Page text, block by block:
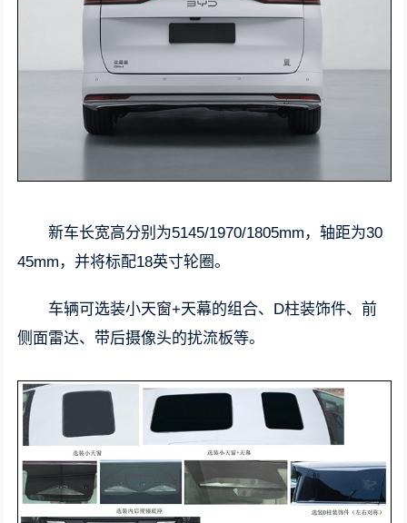
新车长宽高分别为5145/1970/1805mm，轴距为30
45mm，并将标配18英寸轮圈。
车辆可选装小天窗+天幕的组合、D柱装饰件、前
侧面雷达、带后摄像头的扰流板等。